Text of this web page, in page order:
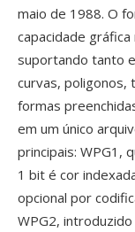
maio de 1988. O
capacidade
suportando tanto
curvas, poligonos,
formas
em um único
principais: WPG1,
1 bit é cor
opcional por
WPG2,